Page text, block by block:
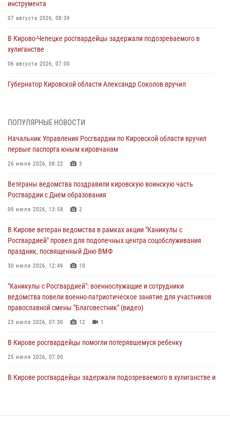
инструмента
07 августа 2026, 08:39
В Кирово-Чепецке росгвардейцы задержали подозреваемого в
хулиганстве
06 августа 2026, 07:00
Губернатор Кировской области Александр Соколов вручил
поддельной купюры
04 августа 2026, 09:30
03 августа 2026, 09:01
В Кирове росгвардейцы и ветераны ведомства приняли участие в
03 августа 2026, 08:45
В Кирове росгвардейцы задержали подозреваемого в краже из
магазина
ПОПУЛЯРНЫЕ НОВОСТИ
Начальник Управления Росгвардии по Кировской области вручил
первые паспорта юным кировчанам
26 июля 2026, 08:22 3
Ветераны ведомства поздравили кировскую воинскую часть
Росгвардии с Днем образования
09 июля 2026, 13:58 2
В Кирове ветеран ведомства в рамках акции "Каникулы с
Росгвардией" провел для подопечных центра соцобслуживания
праздник, посвященный Дню ВМФ
30 июля 2026, 12:49 10
"Каникулы с Росгвардией": военнослужащие и сотрудники
ведомства повели военно-патриотическое занятие для участников
православной смены "Благовестник" (видео)
23 июля 2026, 07:30 12 1
В Кирове росгвардейцы помогли потерявшемуся ребенку
25 июля 2026, 07:00
В Кирове росгвардейцы задержали подозреваемого в хулиганстве и